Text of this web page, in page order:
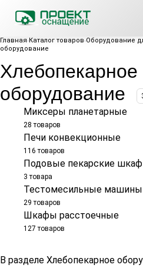
Главная Каталог товаров Оборудование
оборудование
Хлебопекарное
оборудование
Миксеры планетарные
28 товаров
Печи конвекционные
116 товаров
Подовые пекарские
3 товара
Тестомесильные машины
29 товаров
Шкафы расстоечные
127 товаров
В разделе Хлебопекарное